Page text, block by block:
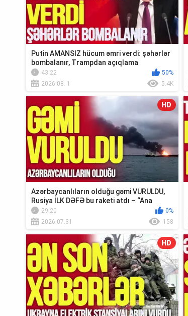
Putin AMANSIZ hücum əmri verdi: şəhərlər
bombalanır, Trampdan açıqlama
43:22
50%
2026.08. 1
5.4K
HD
Azərbaycanlıların olduğu gəmi VURULDU,
Rusiya İLK DƏFƏ bu raketi atdı – “Ana
Xəbər”
29:20
0%
2026.07.31
158
HD